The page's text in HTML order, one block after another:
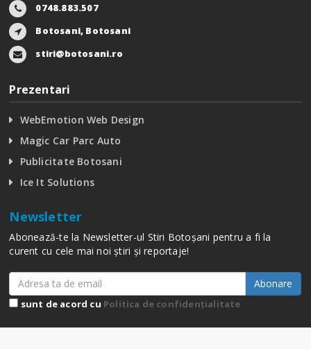
0748.883.507
Botosani, Botosani
stiri@botosani.ro
Prezentari
WebEmotion Web Design
Magic Car Parc Auto
Publicitate Botosani
Ice It Solutions
Newsletter
Abonează-te la Newsletter-ul Stiri Botoșani pentru a fi la
curent cu cele mai noi știri și reportaje!
Abonare
sunt de acord cu Politica de confidențialitate